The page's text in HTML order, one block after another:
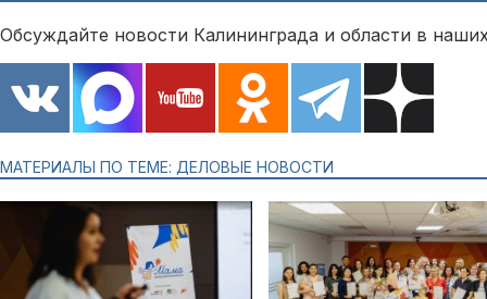
Обсуждайте новости Калининграда и области в
МАТЕРИАЛЫ ПО ТЕМЕ: ДЕЛОВЫЕ НОВОСТИ